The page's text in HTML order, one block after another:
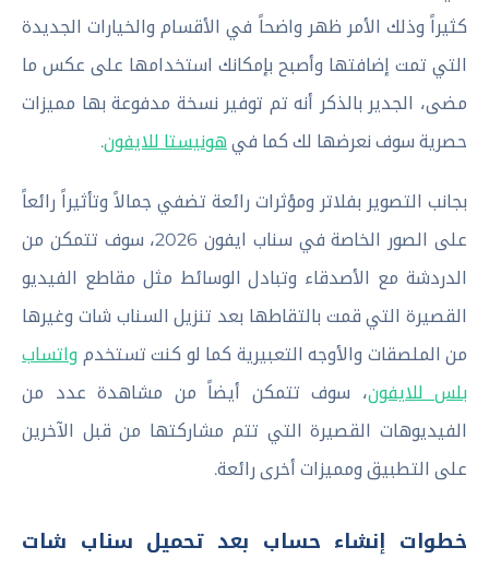
كثيراً وذلك الأمر ظهر واضحاً في الأقسام والخيارات الجديدة
التي تمت إضافتها وأصبح بإمكانك استخدامها على عكس ما
مضى، الجدير بالذكر أنه تم توفير نسخة مدفوعة بها مميزات
حصرية سوف نعرضها لك كما في هونيستا للايفون.
بجانب التصوير بفلاتر ومؤثرات رائعة تضفي جمالاً وتأثيراً رائعاً
على الصور الخاصة في سناب ايفون 2026، سوف تتمكن من
الدردشة مع الأصدقاء وتبادل الوسائط مثل مقاطع الفيديو
القصيرة التي قمت بالتقاطها بعد تنزيل السناب شات وغيرها
من الملصقات والأوجه التعبيرية كما لو كنت تستخدم واتساب
بلس للايفون، سوف تتمكن أيضاً من مشاهدة عدد من
الفيديوهات القصيرة التي تتم مشاركتها من قبل الآخرين
على التطبيق ومميزات أخرى رائعة.
خطوات إنشاء حساب بعد تحميل سناب شات